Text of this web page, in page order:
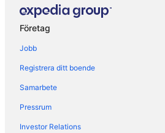
Hotell i Chatillon
Hotell i Chef-Lieu
Hotell i Cogne
Hotell i Fenis
Företag
Jobb
Registrera ditt boende
Samarbete
Pressrum
Investor Relations